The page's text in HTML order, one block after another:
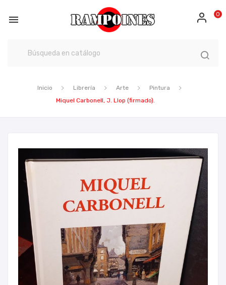
 0
Inicio Librería Arte
Pintura
Miquel Carbonell, J. Llop (firmado).